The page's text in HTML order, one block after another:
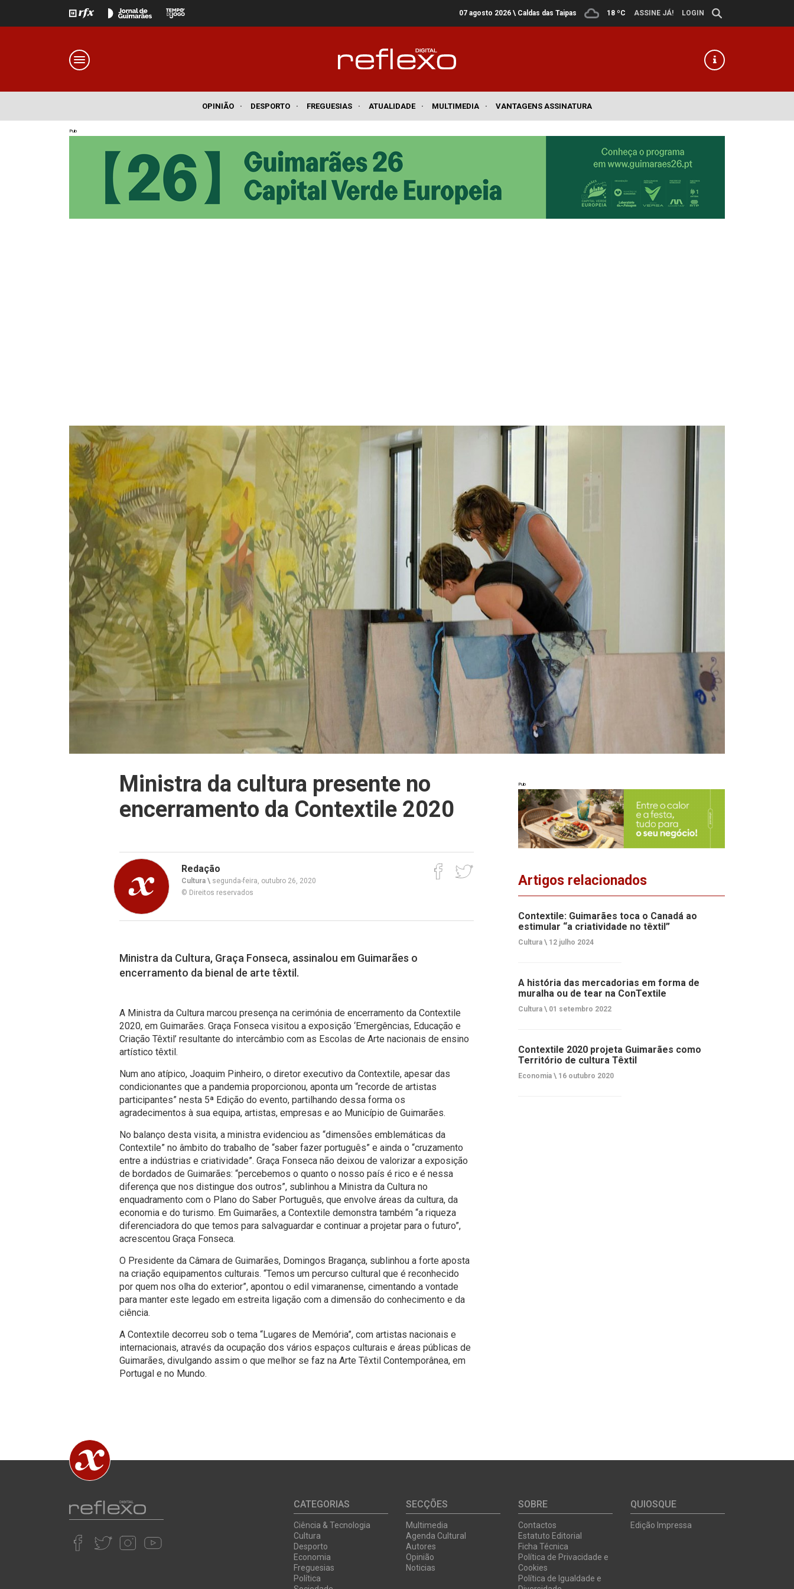
07 agosto 2026 \ Caldas das Taipas 18 ºC ASSINE JÁ! LOGIN
OPINIÃO · DESPORTO · FREGUESIAS · ATUALIDADE · MULTIMEDIA · VANTAGENS ASSINATURA
Pub
Ministra da cultura presente no
encerramento da Contextile 2020
Redação
Cultura \ segunda-feira, outubro 26, 2020
© Direitos reservados
Ministra da Cultura, Graça Fonseca, assinalou em Guimarães o
encerramento da bienal de arte têxtil.
A Ministra da Cultura marcou presença na cerimónia de encerramento da Contextile
2020, em Guimarães. Graça Fonseca visitou a exposição ‘Emergências, Educação e
Criação Têxtil’ resultante do intercâmbio com as Escolas de Arte nacionais de ensino
artístico têxtil.
Num ano atípico, Joaquim Pinheiro, o diretor executivo da Contextile, apesar das
condicionantes que a pandemia proporcionou, aponta um “recorde de artistas
participantes” nesta 5ª Edição do evento, partilhando dessa forma os
agradecimentos à sua equipa, artistas, empresas e ao Município de Guimarães.
No balanço desta visita, a ministra evidenciou as “dimensões emblemáticas da
Contextile” no âmbito do trabalho de “saber fazer português” e ainda o “cruzamento
entre a indústrias e criatividade”. Graça Fonseca não deixou de valorizar a exposição
de bordados de Guimarães: “percebemos o quanto o nosso país é rico e é nessa
diferença que nos distingue dos outros”, sublinhou a Ministra da Cultura no
enquadramento com o Plano do Saber Português, que envolve áreas da cultura, da
economia e do turismo. Em Guimarães, a Contextile demonstra também “a riqueza
diferenciadora do que temos para salvaguardar e continuar a projetar para o futuro”,
acrescentou Graça Fonseca.
O Presidente da Câmara de Guimarães, Domingos Bragança, sublinhou a forte aposta
na criação equipamentos culturais. “Temos um percurso cultural que é reconhecido
por quem nos olha do exterior”, apontou o edil vimaranense, cimentando a vontade
para manter este legado em estreita ligação com a dimensão do conhecimento e da
ciência.
A Contextile decorreu sob o tema “Lugares de Memória”, com artistas nacionais e
internacionais, através da ocupação dos vários espaços culturais e áreas públicas de
Guimarães, divulgando assim o que melhor se faz na Arte Têxtil Contemporânea, em
Portugal e no Mundo.
Pub
Artigos relacionados
Contextile: Guimarães toca o Canadá ao
estimular “a criatividade no têxtil”
Cultura \ 12 julho 2024
A história das mercadorias em forma de
muralha ou de tear na ConTextile
Cultura \ 01 setembro 2022
Contextile 2020 projeta Guimarães como
Território de cultura Têxtil
Economia \ 16 outubro 2020
CATEGORIAS
Ciência & Tecnologia
Cultura
Desporto
Economia
Freguesias
Política
SECÇÕES
Multimedia
Agenda Cultural
Autores
Opinião
Noticias
SOBRE
Contactos
Estatuto Editorial
Ficha Técnica
Política de Privacidade e
Cookies
Política de Igualdade e
QUIOSQUE
Edição Impressa